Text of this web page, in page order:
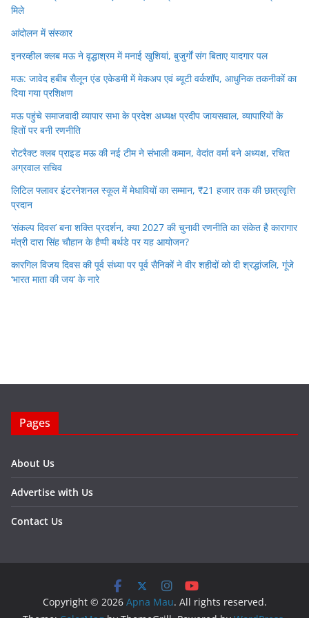
मिले
आंदोलन में संस्कार
इनरव्हील क्लब मऊ ने वृद्धाश्रम में मनाई खुशियां, बुजुर्गों संग बिताए यादगार पल
मऊ: जावेद हबीब सैलून एंड एकेडमी में मेकअप एवं ब्यूटी वर्कशॉप, आधुनिक तकनीकों का
दिया गया प्रशिक्षण
मऊ पहुंचे समाजवादी व्यापार सभा के प्रदेश अध्यक्ष प्रदीप जायसवाल, व्यापारियों के
हितों पर बनी रणनीति
रोटरैक्ट क्लब प्राइड मऊ की नई टीम ने संभाली कमान, वेदांत वर्मा बने अध्यक्ष, रचित
अग्रवाल सचिव
लिटिल फ्लावर इंटरनेशनल स्कूल में मेधावियों का सम्मान, ₹21 हजार तक की छात्रवृत्ति
प्रदान
‘संकल्प दिवस’ बना शक्ति प्रदर्शन, क्या 2027 की चुनावी रणनीति का संकेत है कारागार
मंत्री दारा सिंह चौहान के हैप्पी बर्थडे पर यह आयोजन?
कारगिल विजय दिवस की पूर्व संध्या पर पूर्व सैनिकों ने वीर शहीदों को दी श्रद्धांजलि, गूंजे
‘भारत माता की जय’ के नारे
Pages
About Us
Advertise with Us
Contact Us
Copyright © 2026 Apna Mau. All rights reserved.